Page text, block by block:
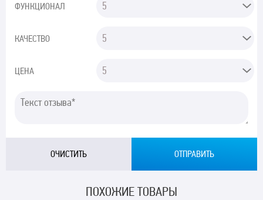
ФУНКЦИОНАЛ
КАЧЕСТВО
ЦЕНА
ПОХОЖИЕ ТОВАРЫ